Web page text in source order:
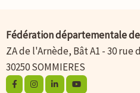
Fédération départementale
ZA de l'Arnède, Bât A1 - 30
30250 SOMMIERES